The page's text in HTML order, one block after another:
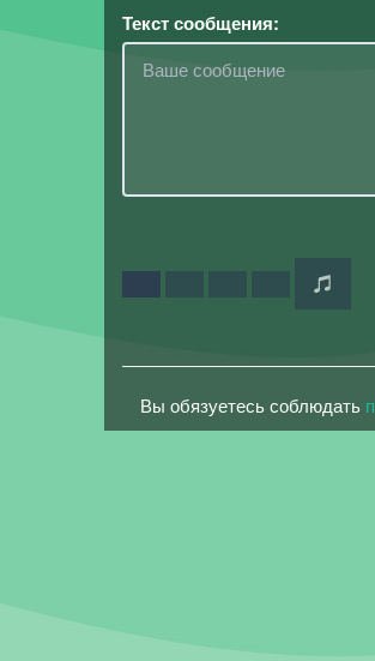
Текст сообщения:
Вы обязуетесь соблюдать